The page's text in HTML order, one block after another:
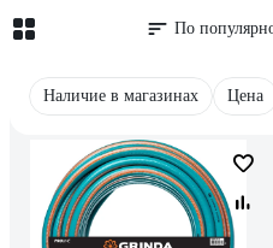
По
Наличие в магазинах Цена